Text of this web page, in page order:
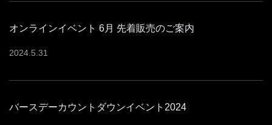
オンラインイベント 6月 先着販売のご案内
2024 5 31
バースデーカウントダウンイベント2024